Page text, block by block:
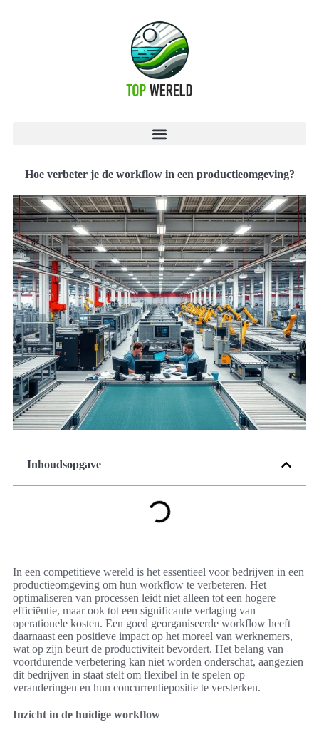
Hoe verbeter je de workflow in een productieomgeving?
Inhoudsopgave
In een competitieve wereld is het essentieel voor bedrijven in een
productieomgeving om hun workflow te verbeteren. Het
optimaliseren van processen leidt niet alleen tot een hogere
efficiëntie, maar ook tot een significante verlaging van
operationele kosten. Een goed georganiseerde workflow heeft
daarnaast een positieve impact op het moreel van werknemers,
wat op zijn beurt de productiviteit bevordert. Het belang van
voortdurende verbetering kan niet worden onderschat, aangezien
dit bedrijven in staat stelt om flexibel in te spelen op
veranderingen en hun concurrentiepositie te versterken.
Inzicht in de huidige workflow